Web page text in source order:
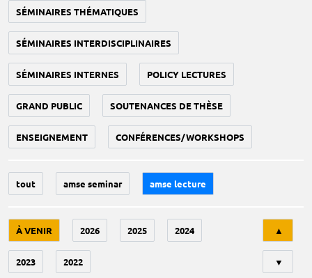
SÉMINAIRES THÉMATIQUES
SÉMINAIRES INTERDISCIPLINAIRES
SÉMINAIRES INTERNES POLICY LECTURES
GRAND PUBLIC SOUTENANCES DE THÈSE
ENSEIGNEMENT CONFÉRENCES/WORKSHOPS
tout amse seminar amse lecture
À VENIR 2026 2025 2024
2023 2022
▲
▼